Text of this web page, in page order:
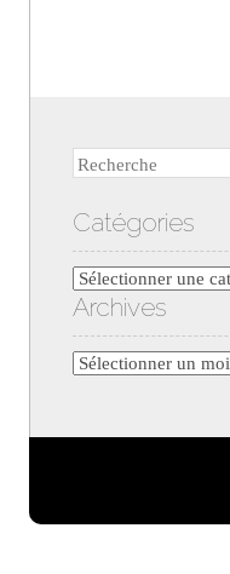
Recherche
Catégories
Catégories
Archives
Archives